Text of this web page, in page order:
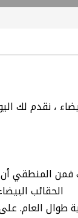
، نقدم لك
الحقائب
طوال العام.